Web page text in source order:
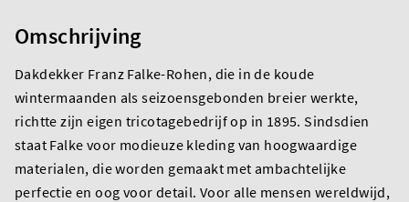
Omschrijving
Dakdekker Franz Falke-Rohen, die in de koude
wintermaanden als seizoensgebonden breier werkte,
richtte zijn eigen tricotagebedrijf op in 1895. Sindsdien
staat Falke voor modieuze kleding van hoogwaardige
materialen, die worden gemaakt met ambachtelijke
perfectie en oog voor detail. Voor alle mensen wereldwijd,